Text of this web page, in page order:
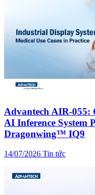
Advantech AIR-055:
AI Inference System
Dragonwing™ IQ9
14/07/2026 Tin tức